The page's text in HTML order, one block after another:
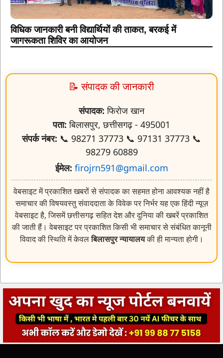
विधिक जानकारी बनी विद्यार्थियों की ताकत, बरकई में
जागरूकता शिविर का आयोजन
📝 संपादक की जानकारी
संपादक: फिरोज खान
पता: बिलासपुर, छत्तीसगढ़ - 495001
संपर्क नंबर: 📞 98271 37773 📞 97131 37773 📞
98279 60889
ईमेल: firojrn591@gmail.com
वेबसाइट में प्रकाशित खबरों से संपादक का सहमत होना आवश्यक नहीं है
समाचार की विषयवस्तु संवाददाता के विवेक पर निर्भर यह एक हिंदी न्यूज़
वेबसाइट है, जिसमें छत्तीसगढ़ सहित देश और दुनिया की खबरें प्रकाशित
की जाती हैं। वेबसाइट पर प्रकाशित किसी भी समाचार से संबंधित कानूनी
विवाद की स्थिति में केवलबिलासपुर न्यायालयकी ही मान्यता होगी।